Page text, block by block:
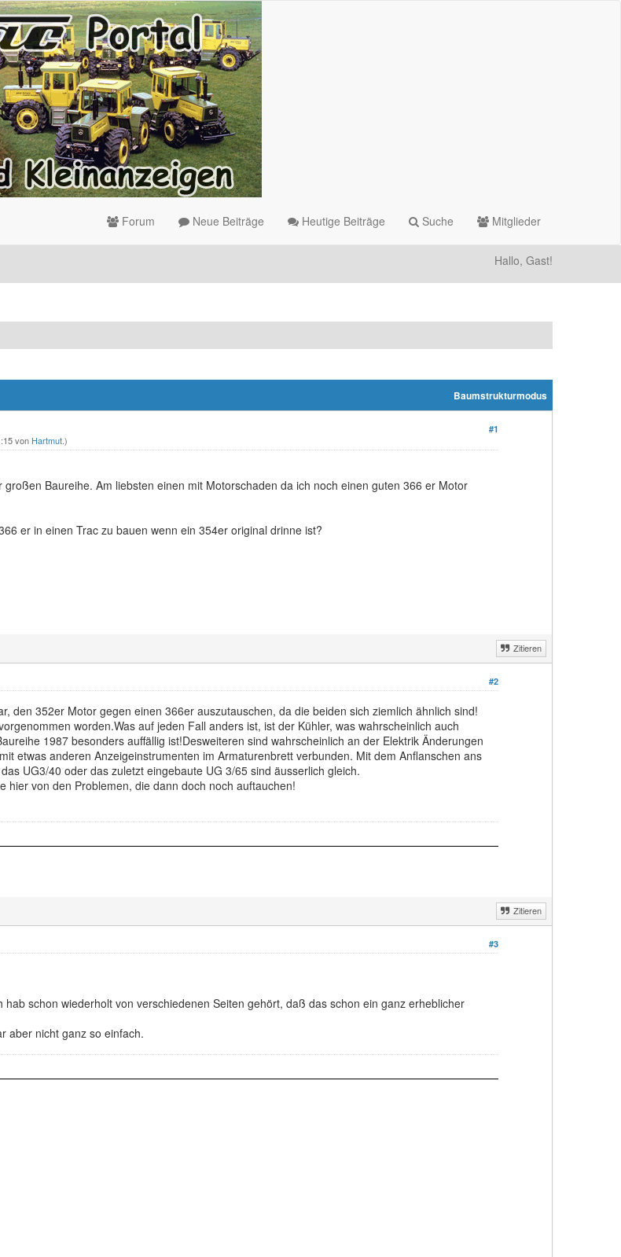
Forum Neue Beiträge Heutige Beiträge Suche Mitglieder
Hallo, Gast!
Baumstrukturmodus
#1
von Hartmut.)
Baureihe. Am liebsten einen mit Motorschaden da ich noch einen guten 366 er Motor
er in einen Trac zu bauen wenn ein 354er original drinne ist?
Zitieren
#2
den 352er Motor gegen einen 366er auszutauschen, da die beiden sich ziemlich ähnlich sind!
worden.Was auf jeden Fall anders ist, ist der Kühler, was wahrscheinlich auch
1987 besonders auffällig ist!Desweiteren sind wahrscheinlich an der Elektrik Änderungen
etwas anderen Anzeigeinstrumenten im Armaturenbrett verbunden. Mit dem Anflanschen ans
UG3/40 oder das zuletzt eingebaute UG 3/65 sind äusserlich gleich.
hier von den Problemen, die dann doch noch auftauchen!
Zitieren
#3
schon wiederholt von verschiedenen Seiten gehört, daß das schon ein ganz erheblicher
aber nicht ganz so einfach.